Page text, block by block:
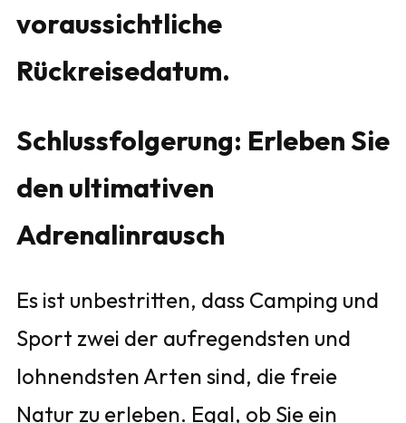
voraussichtliche
Rückreisedatum.
Schlussfolgerung: Erleben Sie
den ultimativen
Adrenalinrausch
Es ist unbestritten, dass Camping und
Sport zwei der aufregendsten und
lohnendsten Arten sind, die freie
Natur zu erleben. Egal, ob Sie ein